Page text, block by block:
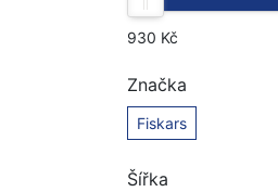
Značka
Fiskars
Šířka